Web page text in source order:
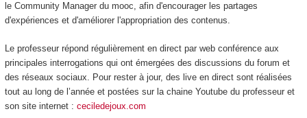
le Community Manager du mooc, afin d'encourager les partages
d'expériences et d'améliorer l'appropriation des contenus.
Le professeur répond régulièrement en direct par web conférence aux
principales interrogations qui ont émergées des discussions du forum et
des réseaux sociaux. Pour rester à jour, des live en direct sont réalisées
tout au long de l’année et postées sur la chaine Youtube du professeur et
son site internet : ceciledejoux.com